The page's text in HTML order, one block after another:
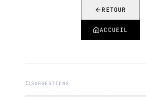
RETOUR
ACCUEIL
SUGGESTIONS